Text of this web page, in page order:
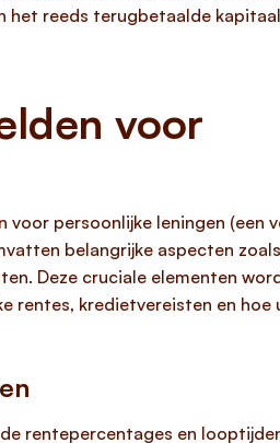
het reeds terugbetaalde
voor
persoonlijke leningen (een
belangrijke aspecten
Deze cruciale elementen
rentes, kredietvereisten en hoe
rentepercentages en